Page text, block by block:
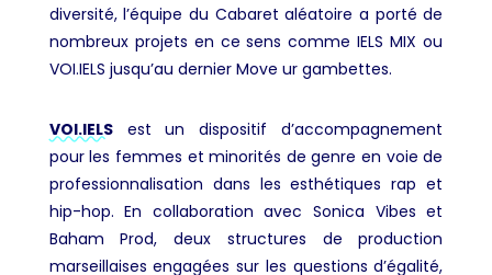
diversité, l’équipe du Cabaret aléatoire a porté de
nombreux projets en ce sens comme IELS MIX ou
VOI.IELS jusqu’au dernier Move ur gambettes.
VOI.IELSest un dispositif d’accompagnement
pour les femmes et minorités de genre en voie de
professionnalisation dans les esthétiques rap et
hip-hop. En collaboration avec Sonica Vibes et
Baham Prod, deux structures de production
marseillaises engagées sur les questions d’égalité,